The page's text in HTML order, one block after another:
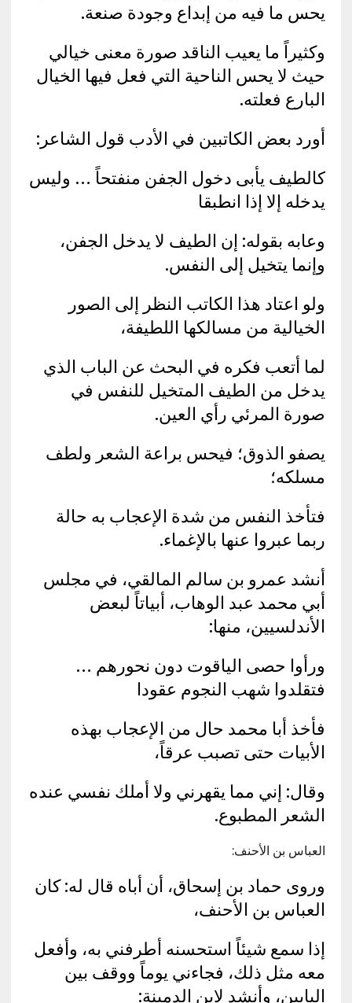
يحس ما فيه من إبداع وجودة صنعة.
وكثيراً ما يعيب الناقد صورة معنى خيالي
حيث لا يحس الناحية التي فعل فيها الخيال
البارع فعلته.
أورد بعض الكاتبين في الأدب قول الشاعر:
كالطيف يأبى دخول الجفن منفتحاً … وليس
يدخله إلا إذا انطبقا
وعابه بقوله: إن الطيف لا يدخل الجفن،
وإنما يتخيل إلى النفس.
ولو اعتاد هذا الكاتب النظر إلى الصور
الخيالية من مسالكها اللطيفة،
لما أتعب فكره في البحث عن الباب الذي
يدخل من الطيف المتخيل للنفس في
صورة المرئي رأي العين.
يصفو الذوق؛ فيحس براعة الشعر ولطف
مسلكه؛
فتأخذ النفس من شدة الإعجاب به حالة
ربما عبروا عنها بالإغماء.
أنشد عمرو بن سالم المالقي، في مجلس
أبي محمد عبد الوهاب، أبياتاً لبعض
الأندلسيين، منها:
ورأوا حصى الياقوت دون نحورهم …
فتقلدوا شهب النجوم عقودا
فأخذ أبا محمد حال من الإعجاب بهذه
الأبيات حتى تصبب عرقاً،
وقال: إني مما يقهرني ولا أملك نفسي عنده
الشعر المطبوع.
العباس بن الأحنف:
وروى حماد بن إسحاق، أن أباه قال له: كان
العباس بن الأحنف،
إذا سمع شيئاً استحسنه أطرفني به، وأفعل
معه مثل ذلك، فجاءني يوماً ووقف بين
البابين، وأنشد لابن الدمينة: